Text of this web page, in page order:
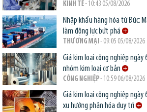
KINH TẾ- 10:43 05/08/2026
Nhập khẩu hàng hóa từ Đức:
làm động lực bứt phá
THƯƠNG MẠI - 09:05 05/08/2026
Giá kim loại công nghiệp
nhóm kim loại cơ bản
CÔNG NGHIỆP- 10:59 06/08/2026
Giá kim loại công nghiệp ngày
xu hướng phân hóa duy trì